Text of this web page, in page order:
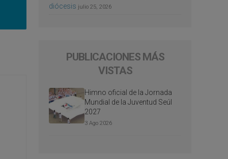
diócesis julio 25, 2026
PUBLICACIONES MÁS
VISTAS
Himno oficial de la Jornada
Mundial de la Juventud Seúl
2027
3 Ago 2026